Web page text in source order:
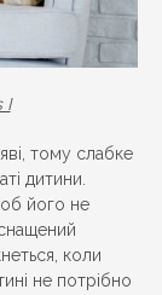
I
тому слабке
дитини.
його не
коли
не потрібно